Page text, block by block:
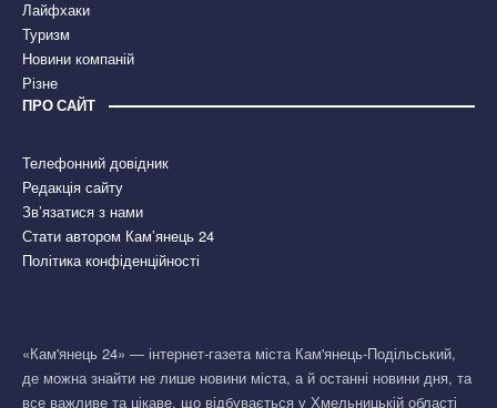
Лайфхаки
Туризм
Новини компаній
Різне
ПРО САЙТ
Телефонний довідник
Редакція сайту
Зв’язатися з нами
Стати автором Кам’янець 24
Політика конфіденційності
«Кам'янець 24» — інтернет-газета міста Кам'янець-Подільський,
де можна знайти не лише новини міста, а й останні новини дня, та
все важливе та цікаве, що відбувається у Хмельницькій області